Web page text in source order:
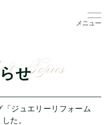
メニュー
せ
「ジュエリーリフォーム
た。